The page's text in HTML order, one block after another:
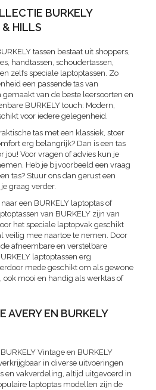
BURKELY
& HILLS
tassen bestaat uit shoppers,
handtassen, schoudertassen,
zelfs speciale laptoptassen. Zo
een passende tas van
gemaakt van de beste leersoorten en
BURKELY touch: Modern,
voor iedere gelegenheid.
tas met een klassiek, stoer
erg belangrijk? Dan is een tas
jou! Voor vragen of advies kun je
Heb je bijvoorbeeld een vraag
tas? Stuur ons dan gerust een
graag verder.
een BURKELY laptoptas of
van BURKELY zijn van
het speciale laptopvak geschikt
veilig mee naartoe te nemen. Door
afneembare en verstelbare
laptoptassen erg
mede geschikt om als gewone
mooi en handig als werktas of
AVERY EN BURKELY
Vintage en BURKELY
in diverse uitvoeringen
en vakverdeling, altijd uitgevoerd in
laptoptas modellen zijn de